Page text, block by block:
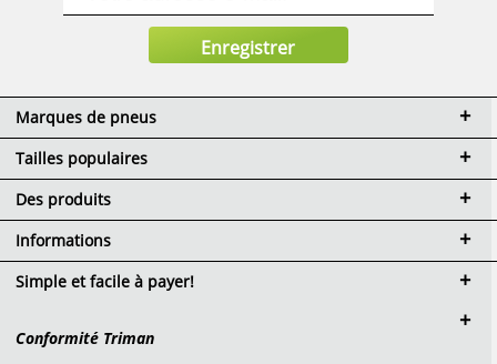
Marques de pneus
Tailles populaires
Des produits
Informations
Simple et facile à payer!
Conformité Triman